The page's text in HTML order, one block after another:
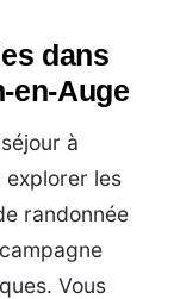
dans
en-Auge
à
explorer les
randonnée
Vous